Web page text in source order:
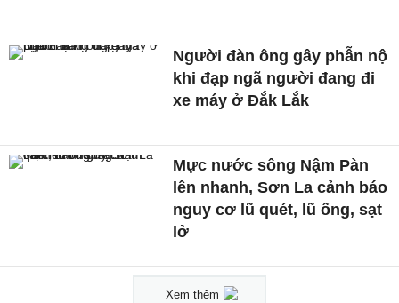
Người đàn ông gây phẫn nộ
khi đạp ngã người đang đi
xe máy ở Đắk Lắk
Mực nước sông Nậm Pàn
lên nhanh, Sơn La cảnh báo
nguy cơ lũ quét, lũ ống, sạt
lở
Xem thêm